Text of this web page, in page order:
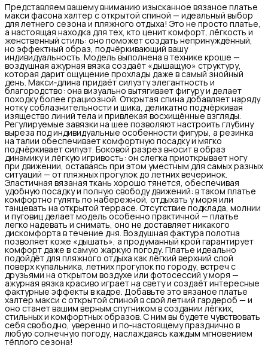
Представляем вашему вниманию изысканное вязаное платье
макси фасона халтер с открытой спиной — идеальный выбор
для летнего сезона и пляжного отдыха! Это не просто платье,
а настоящая находка для тех, кто ценит комфорт, лёгкость и
женственный стиль: оно поможет создать непринуждённый,
но эффектный образ, подчёркивающий вашу
индивидуальность. Модель выполнена в технике кроше —
воздушная ажурная вязка создаёт «дышащую» структуру,
которая дарит ощущение прохлады даже в самый знойный
день. Макси‑длина придаёт силуэту элегантность и
благородство: она визуально вытягивает фигуру и делает
походку более грациозной. Открытая спина добавляет наряду
нотку соблазнительности и шика, деликатно подчёркивая
изящество линий тела и привлекая восхищённые взгляды.
Регулируемые завязки на шее позволяют настроить глубину
выреза под индивидуальные особенности фигуры, а резинка
на талии обеспечивает комфортную посадку и мягко
подчёркивает силуэт. Боковой разрез вносит в образ
динамику и лёгкую игривость: он слегка приоткрывает ногу
при движении, оставаясь при этом уместным для самых разных
ситуаций — от пляжных прогулок до летних вечеринок.
Эластичная вязаная ткань хорошо тянется, обеспечивая
удобную посадку и полную свободу движений: в таком платье
комфортно гулять по набережной, отдыхать у моря или
танцевать на открытой террасе. Отсутствие подклада, молнии
и пуговиц делает модель особенно практичной — платье
легко надевать и снимать, оно не доставляет никакого
дискомфорта в течение дня. Воздушная фактура полотна
позволяет коже «дышать», а продуманный крой гарантирует
комфорт даже в самую жаркую погоду. Платье идеально
подойдёт для пляжного отдыха как лёгкий верхний слой
поверх купальника, летних прогулок по городу, встреч с
друзьями на открытом воздухе или фотосессий у моря —
ажурная вязка красиво играет на свету и создаёт интересные
фактурные эффекты в кадре. Добавьте это вязаное платье
халтер макси с открытой спиной в свой летний гардероб — и
оно станет вашим верным спутником в создании лёгких,
стильных и комфортных образов. С ним вы будете чувствовать
себя свободно, уверенно и по‑настоящему празднично в
любую солнечную погоду, наслаждаясь каждым мгновением
тёплого сезона!